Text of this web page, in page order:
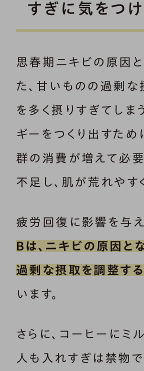
すぎに気をつけ
思春期ニキビの原因
た、甘いものの過剰な
を多く摂りすぎてしま
ギーをつくり出すため
群の消費が増えて必
不足し、肌が荒れやす
疲労回復に影響を与え
Bは、ニキビの原因と
過剰な摂取を調整する
います。
さらに、コーヒーにミ
人も入れすぎは禁物で